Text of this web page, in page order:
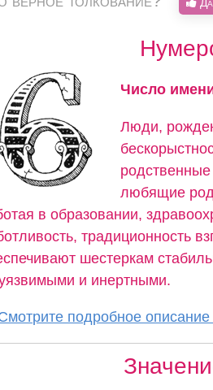
Число
Люди,
любящие
в образовании,
традиционность
шестеркам
и инертными.
подробное